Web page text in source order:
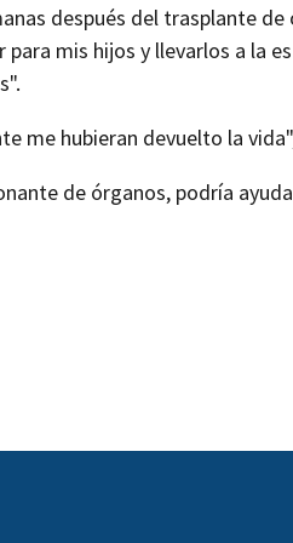
después del trasplante
mis hijos y llevarlos a la
me hubieran devuelto la
de órganos, podría